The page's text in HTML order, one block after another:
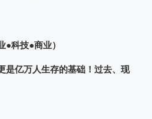
●科技●商业）
是亿万人生存的基础！过去、现